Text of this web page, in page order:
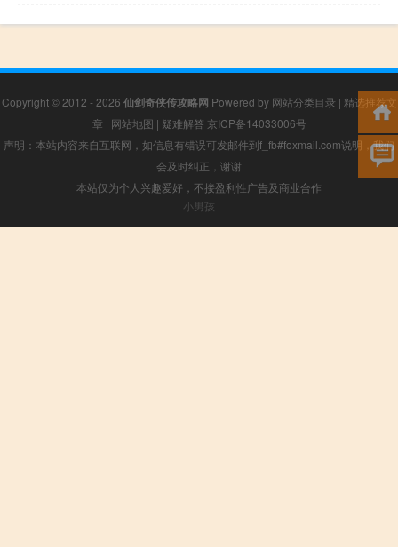
Copyright © 2012 - 2026 仙剑奇侠传攻略网 Powered by 网站分类目录 | 精选推荐文
章 | 网站地图 | 疑难解答 京ICP备14033006号
声明：本站内容来自互联网，如信息有错误可发邮件到f_fb#foxmail.com说明，我们
会及时纠正，谢谢
本站仅为个人兴趣爱好，不接盈利性广告及商业合作
小男孩